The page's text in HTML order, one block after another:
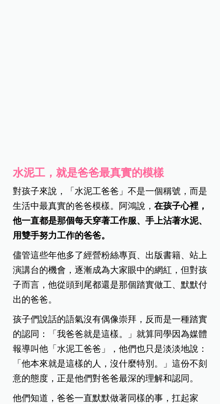
水泥工，就是爸爸最真實的模樣
對孩子來說，「水泥工爸爸」不是一個稱號，而是
生活中最真實的爸爸模樣。阿鴻說，在孩子心裡，
他一直都是那個每天穿著工作服、手上沾著水泥、
用雙手努力工作的爸爸。
儘管這些年他多了經營粉絲專頁、出版書籍、站上
演講台的機會，逐漸成為大家眼中的網紅，但對孩
子而言，他從頭到尾都還是那個踏實做工、默默付
出的爸爸。
孩子們說話的語氣沒有偶像崇拜，反而是一種踏實
的認同：「我爸爸就是這樣。」就算同學因為媒體
報導叫他「水泥工爸爸」，他們也只是淡淡地說：
「他本來就是這樣的人，沒什麼特別。」這份不刻
意的態度，正是他們對爸爸最深的理解和認同。
他們知道，爸爸一直默默做著同樣的事，扛起家